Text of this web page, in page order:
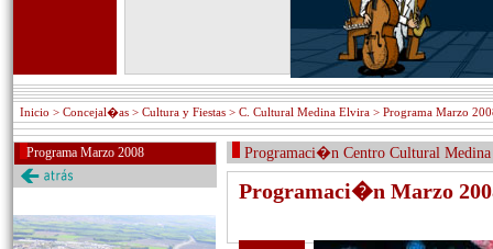
Inicio > Concejal�as > Cultura y Fiestas > C. Cultural Medina Elvira > Programa Marzo
Programa Marzo 2008 Programaci�n Centro Cultural
Programaci�n Marzo